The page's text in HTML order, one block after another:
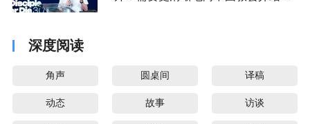
深度阅读
角声 圆桌间 译稿
动态 故事 访谈